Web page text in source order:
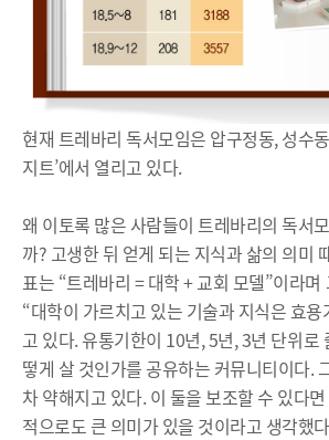
현재 트레바리 독서모임은 압구정동, 성수
지트’에서 열리고 있다.
왜 이토록 많은 사람들이 트레바리의 독서
까? 고생한 뒤 얻게 되는 지식과 삶의 의미
표는 “트레바리 = 대학 + 교회 모델”이라
“대학이 가르치고 있는 기술과 지식은 효
고 있다. 유통기한이 10년, 5년, 3년 단위로
떻게 살 것인가를 공유하는 커뮤니티이다.
차 약해지고 있다. 이 둘을 보조할 수 있다
적으로도 큰 의미가 있을 것이라고 생각했